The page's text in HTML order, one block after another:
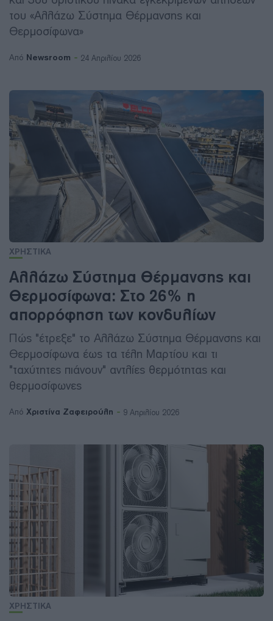
του «Αλλάζω Σύστημα Θέρμανσης και
Θερμοσίφωνα»
Από Newsroom 24 Απριλίου 2026
ΧΡΗΣΤΙΚΑ
Αλλάζω Σύστημα Θέρμανσης και
Θερμοσίφωνα: Στο 26% η
απορρόφηση των κονδυλίων
Πώς "έτρεξε" το Αλλάζω Σύστημα Θέρμανσης και
Θερμοσίφωνα έως τα τέλη Μαρτίου και τι
"ταχύτητες πιάνουν" αντλίες θερμότητας και
θερμοσίφωνες
Από Χριστίνα Ζαφειρούλη 9 Απριλίου 2026
ΧΡΗΣΤΙΚΑ